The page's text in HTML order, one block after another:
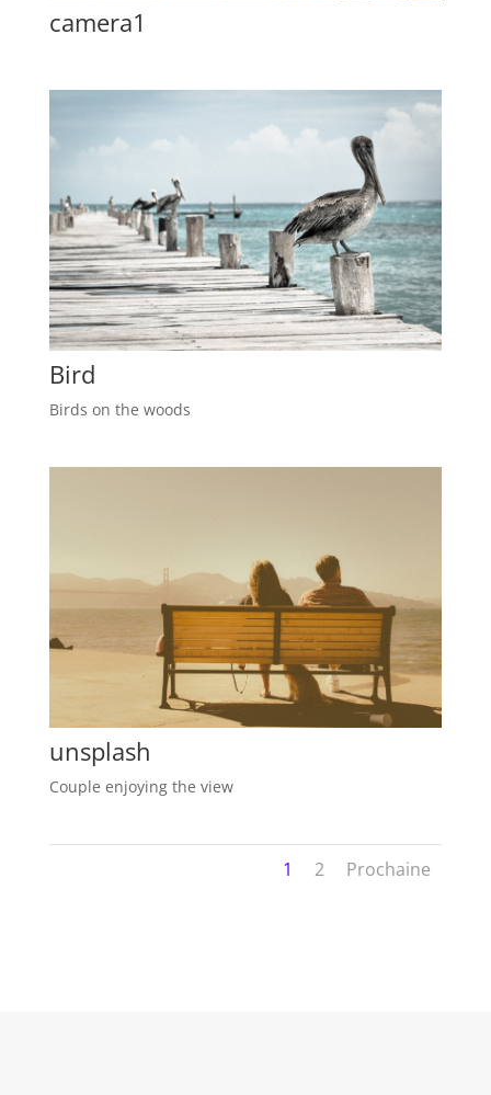
camera1
Bird
Birds on the woods
unsplash
Couple enjoying the view
1 2 Prochaine